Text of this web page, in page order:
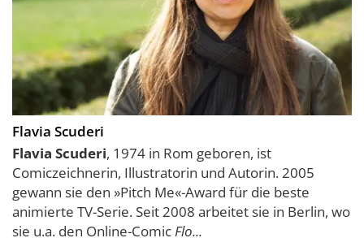
Flavia Scuderi
Flavia Scuderi, 1974 in Rom geboren, ist
Comiczeichnerin, Illustratorin und Autorin. 2005
gewann sie den »Pitch Me«-Award für die beste
animierte TV-Serie. Seit 2008 arbeitet sie in Berlin, wo
sie u.a. den Online-ComicFlo...